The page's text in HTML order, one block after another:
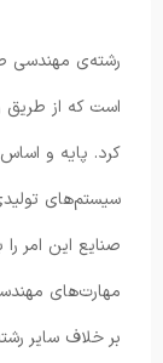
رشته‌ی مهندسی
است که از طریق
کرد. پایه و
سیستم‌های
صنایع این امر
مهارت‌های
بر خلاف سایر